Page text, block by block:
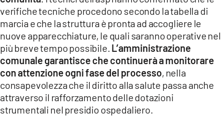
verifiche tecniche procedono secondo la tabella di
marcia e che la struttura è pronta ad accogliere le
nuove apparecchiature, le quali saranno operative nel
più breve tempo possibile. L’amministrazione
comunale garantisce che continuerà a monitorare
con attenzione ogni fase del processo, nella
consapevolezza che il diritto alla salute passa anche
attraverso il rafforzamento delle dotazioni
strumentali nel presidio ospedaliero.